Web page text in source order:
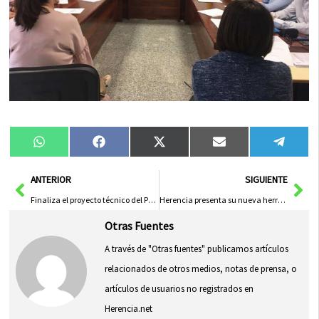
Compartir
en
WhatsAppCompartir
en
FacebookCompartir
en
X
(Twitter)
Compartir
en
Email
en
AntANTERIOR
Finaliza el proyecto técnico del Puente Rondadías y comienza la búsqueda de financiación
SIGUIENTE
Herencia presenta su nueva herramienta de reserva de instalaciones
Otras Fuentes
A través de "Otras fuentes" publicamos artículos
relacionados de otros medios, notas de prensa, o
artículos de usuarios no registrados en
Herencia.net